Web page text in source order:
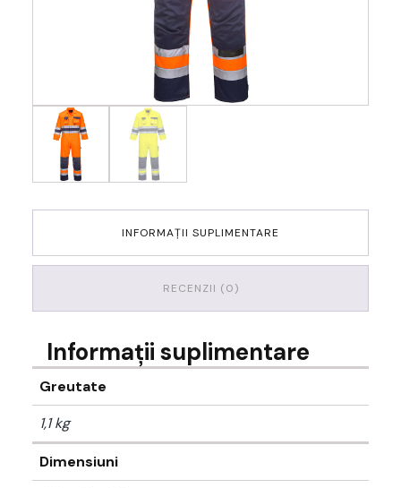
INFORMAȚII SUPLIMENTARE
RECENZII (0)
Informații suplimentare
Greutate
1,1 kg
Dimensiuni